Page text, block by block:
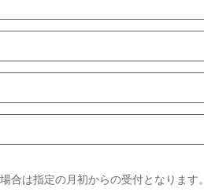
合は指定の月初からの受付となります。